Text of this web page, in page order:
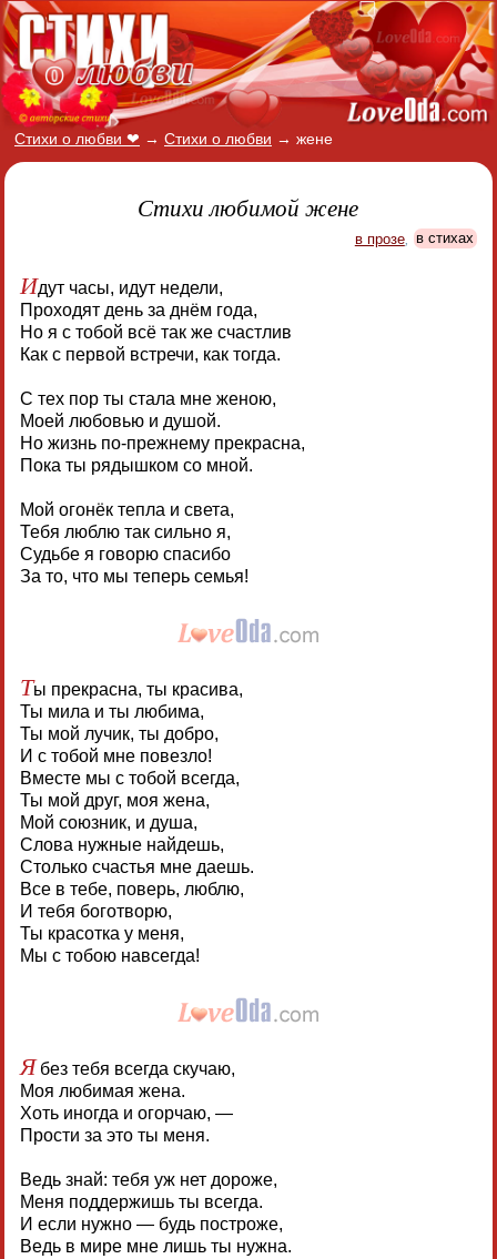
Стихи о любви ❤ → Стихи о любви → жене
Стихи любимой жене
в прозе, в стихах
Идут часы, идут недели,
Проходят день за днём года,
Но я с тобой всё так же счастлив
Как с первой встречи, как тогда.
С тех пор ты стала мне женою,
Моей любовью и душой.
Но жизнь по-прежнему прекрасна,
Пока ты рядышком со мной.
Мой огонёк тепла и света,
Тебя люблю так сильно я,
Судьбе я говорю спасибо
За то, что мы теперь семья!
Ты прекрасна, ты красива,
Ты мила и ты любима,
Ты мой лучик, ты добро,
И с тобой мне повезло!
Вместе мы с тобой всегда,
Ты мой друг, моя жена,
Мой союзник, и душа,
Слова нужные найдешь,
Столько счастья мне даешь.
Все в тебе, поверь, люблю,
И тебя боготворю,
Ты красотка у меня,
Мы с тобою навсегда!
Ябез тебя всегда скучаю,
Моя любимая жена.
Хоть иногда и огорчаю, —
Прости за это ты меня.
Ведь знай: тебя уж нет дороже,
Меня поддержишь ты всегда.
И если нужно — будь построже,
Ведь в мире мне лишь ты нужна.